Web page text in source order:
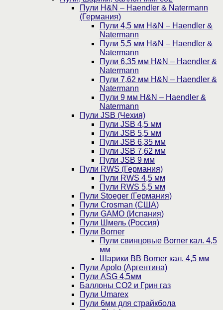
Пули H&N – Haendler & Natermann
(Германия)
Пули 4,5 мм H&N – Haendler &
Natermann
Пули 5,5 мм H&N – Haendler &
Natermann
Пули 6,35 мм H&N – Haendler &
Natermann
Пули 7,62 мм H&N – Haendler &
Natermann
Пули 9 мм H&N – Haendler &
Natermann
Пули JSB (Чехия)
Пули JSB 4,5 мм
Пули JSB 5,5 мм
Пули JSB 6,35 мм
Пули JSB 7,62 мм
Пули JSB 9 мм
Пули RWS (Германия)
Пули RWS 4,5 мм
Пули RWS 5,5 мм
Пули Stoeger (Германия)
Пули Crosman (США)
Пули GAMO (Испания)
Пули Шмель (Россия)
Пули Borner
Пули свинцовые Borner кал. 4,5
мм
Шарики BB Borner кал. 4,5 мм
Пули Apolo (Аргентина)
Пули ASG 4,5мм
Баллоны CO2 и Грин газ
Пули Umarex
Пули 6мм для страйкбола